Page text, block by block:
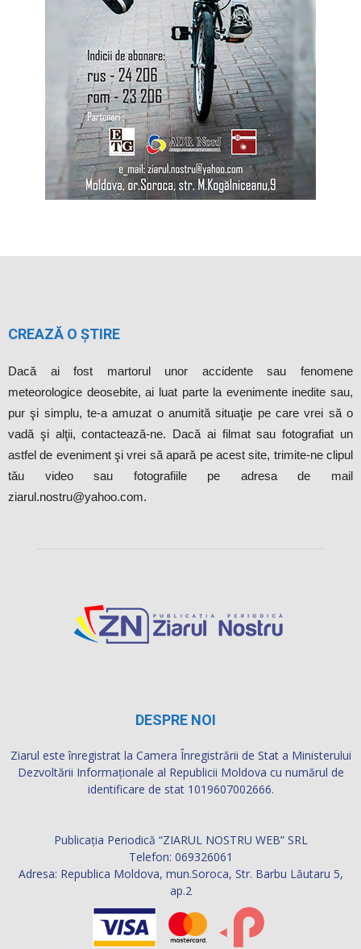
CREAZĂ O ȘTIRE
Dacă ai fost martorul unor accidente sau fenomene
meteorologice deosebite, ai luat parte la evenimente inedite sau,
pur şi simplu, te-a amuzat o anumită situaţie pe care vrei să o
vadă şi alţii, contactează-ne. Dacă ai filmat sau fotografiat un
astfel de eveniment şi vrei să apară pe acest site, trimite-ne clipul
tău video sau fotografiile pe adresa de mail
ziarul.nostru@yahoo.com.
DESPRE NOI
Ziarul este înregistrat la Camera Înregistrării de Stat a Ministerului
Dezvoltării Informaţionale al Republicii Moldova cu numărul de
identificare de stat 1019607002666.
Publicația Periodică “ZIARUL NOSTRU WEB” SRL
Telefon: 069326061
Adresa: Republica Moldova, mun.Soroca, Str. Barbu Lăutaru 5,
ap.2